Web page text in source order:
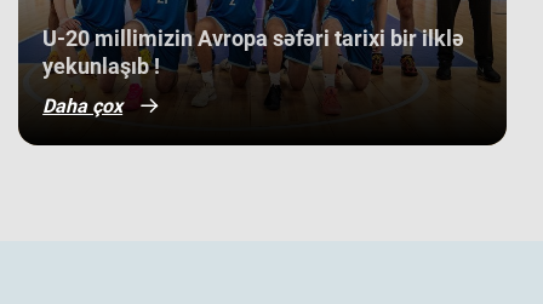
​U-20 millimizin Avropa səfəri tarixi bir ilklə
yekunlaşıb !
Daha çox